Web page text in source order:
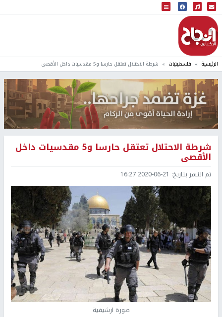
البث المباشر
إذاعة النجاح
الرئيسية فلسطينيات شرطة الاحتلال تعتقل حارسا و5 مقدسيات داخل الأقصى
شرطة الاحتلال تعتقل حارسا و5 مقدسيات داخل
الأقصى
تم النشر بتاريخ: 2020-06-21 16:27
صورة ارشيفية